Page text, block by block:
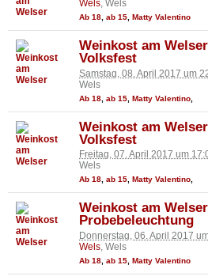
Wels, Wels
Ab 18, ab 15, Matty Valentino
Weinkost am Welser
Volksfest
Samstag, 08. April 2017 um
Wels
Ab 18 ab 15 Matty Valentino
Weinkost am Welser
Volksfest
Freitag, 07. April 2017 um
Wels
Ab 18 ab 15 Matty Valentino
Weinkost am
Probebeleuchtung
Donnerstag, 06. April 2017
Wels , Wels
Ab 18 ab 15 Matty Valentino